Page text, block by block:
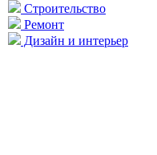
Строительство
Ремонт
Дизайн и интерьер